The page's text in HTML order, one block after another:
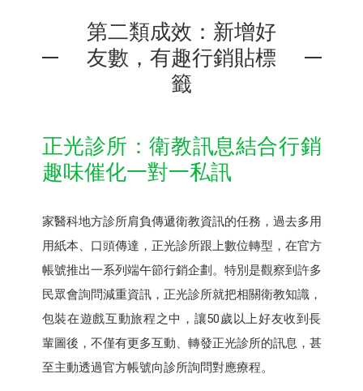
第二類成效：新增好
友數，有趣行銷貼標
籤
正光診所：衛教訊息結合行銷
趣味催化一對一私訊
家醫科地方診所肩負傳遞衛教資訊的任務，過去多用
用紙本、口頭傳達，正光診所跟上數位轉型，在官方
帳號推出一系列端午節行銷企劃。特別是觀察到許多
民眾會詢問減重資訊，正光診所就把相關衛教知識，
包裝在遊戲互動旅程之中，讓50歲以上好友收到長
輩圖後，不僅有更多互動、轉發正光診所的訊息，甚
至主動透過官方帳號向診所詢問對應療程。